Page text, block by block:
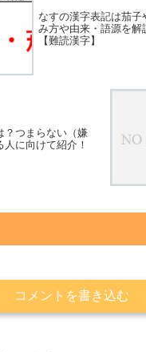
なすの漢字表記は茄子
み方や由来・語源を解
【難読漢字】
？つまらない（嫌
に向けて紹介！
コメントを書き込む